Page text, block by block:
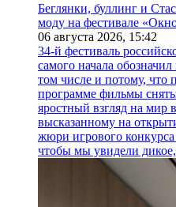
Беглянки, буллинг и
моду на фестивале
06 августа 2026, 15:42
34-й фестиваль
самого начала
том числе и потому, что
программе фильмы
яростный взгляд на мир
высказанному на
жюри игрового
чтобы мы увидели